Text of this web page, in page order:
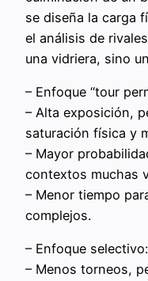
se diseña la carga
el análisis de
una vidriera, sino
– Enfoque “tour
– Alta exposición,
saturación física y
– Mayor
contextos muchas
– Menor tiempo
complejos.
– Enfoque selectivo:
– Menos torneos,